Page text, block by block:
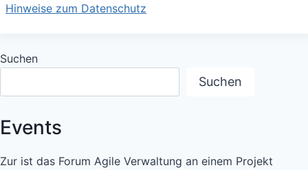
Hinweise zum Datenschutz
Suchen
Suchen
Events
Zur ist das Forum Agile Verwaltung an einem Projekt